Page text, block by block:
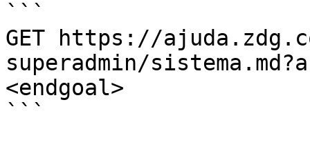
```
GET https://
superadmin/
<endgoal>
```